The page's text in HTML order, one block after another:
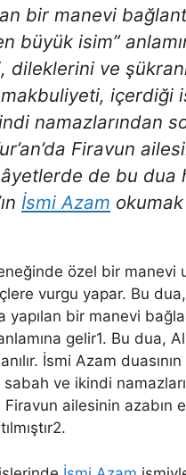
bir manevi
büyük isim”
ve
makbuliyeti, içerdiği
namazlarından
Firavun
de bu dua
İsmi Azam okumak
özel bir manevi
vurgu yapar. Bu
yapılan bir manevi
gelir1. Bu dua,
İsmi Azam
ve ikindi
Firavun ailesinin